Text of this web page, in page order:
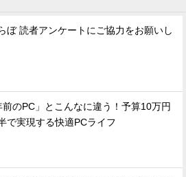
ぼ 読者アンケートにご協力をお願いし
前のPC」とこんなに違う！予算10万円
で実現する快適PCライフ